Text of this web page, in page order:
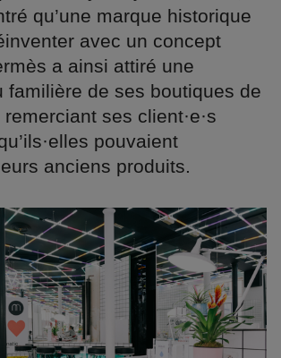
qu’une marque historique
avec un concept
a ainsi attiré une
familière de ses boutiques de
ses client·e·s
pouvaient
anciens produits.